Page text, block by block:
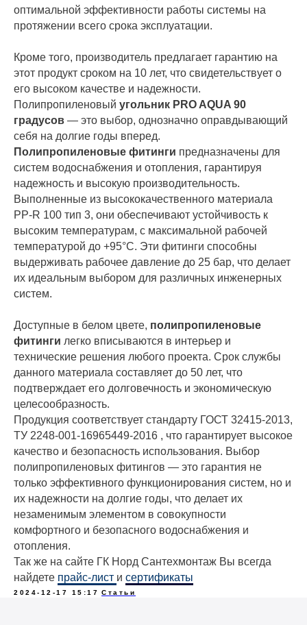
оптимальной эффективности работы системы на
протяжении всего срока эксплуатации.
Кроме того, производитель предлагает гарантию на
этот продукт сроком на 10 лет, что свидетельствует о
его высоком качестве и надежности.
Полипропиленовый угольник PRO AQUA 90
градусов — это выбор, однозначно оправдывающий
себя на долгие годы вперед.
Полипропиленовые фитинги предназначены для
систем водоснабжения и отопления, гарантируя
надежность и высокую производительность.
Выполненные из высококачественного материала
PP-R 100 тип 3, они обеспечивают устойчивость к
высоким температурам, с максимальной рабочей
температурой до +95°С. Эти фитинги способны
выдерживать рабочее давление до 25 бар, что делает
их идеальным выбором для различных инженерных
систем.
Доступные в белом цвете, полипропиленовые
фитинги легко вписываются в интерьер и
технические решения любого проекта. Срок службы
данного материала составляет до 50 лет, что
подтверждает его долговечность и экономическую
целесообразность.
Продукция соответствует стандарту ГОСТ 32415-2013,
ТУ 2248-001-16965449-2016 , что гарантирует высокое
качество и безопасность использования. Выбор
полипропиленовых фитингов — это гарантия не
только эффективного функционирования систем, но и
их надежности на долгие годы, что делает их
незаменимым элементом в совокупности
комфортного и безопасного водоснабжения и
отопления.
Так же на сайте ГК Норд Сантехмонтаж Вы всегда
найдете прайс-лист и сертификаты
2024-12-17 15:17 Статьи